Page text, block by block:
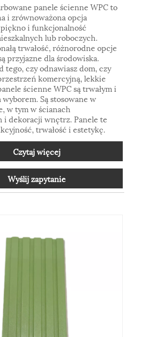
panele ścienne WPC to
i zrównoważona opcja
i funkcjonalność
lub roboczych.
trwałość, różnorodne opcje
przyjazne dla środowiska.
tego, czy odnawiasz dom, czy
komercyjną, lekkie
ścienne WPC są trwałym i
wyborem. Są stosowane w
w tym w ścianach
i dekoracji wnętrz. Panele te
trwałość i estetykę.
Czytaj więcej
Wyślij zapytanie